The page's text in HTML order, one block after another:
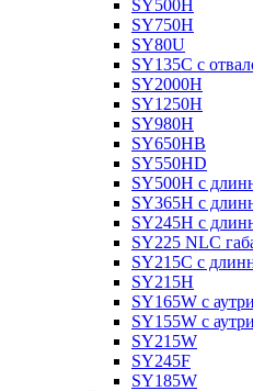
SY500H
SY750H
SY80U
SY135C с
SY2000H
SY1250H
SY980H
SY650HB
SY550HD
SY500H с
SY365H с
SY245H с
SY225 NLC
SY215C с
SY215H
SY165W с
SY155W с
SY215W
SY245F
SY185W